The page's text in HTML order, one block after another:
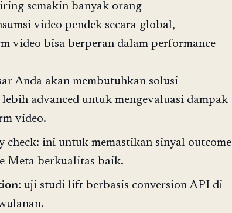
semakin banyak orang
video pendek secara global,
video bisa berperan dalam performance
Anda akan membutuhkan solusi
advanced untuk mengevaluasi dampak
video.
check: ini untuk memastikan sinyal outcome
Meta berkualitas baik.
: uji studi lift berbasis conversion API di